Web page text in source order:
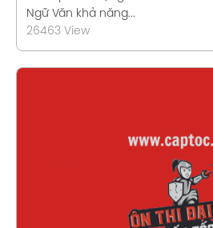
Ngữ Văn khả năng...
26463 View
Xem chi